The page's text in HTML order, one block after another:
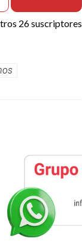
26 suscriptores